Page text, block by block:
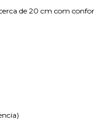
de 20 cm com